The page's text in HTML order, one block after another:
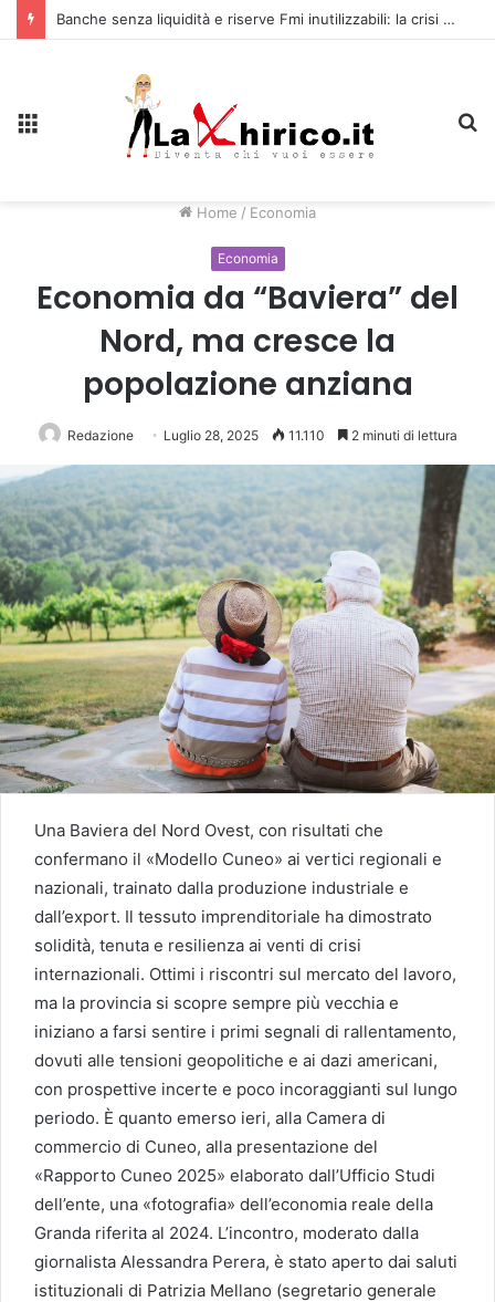
Banche senza liquidità e riserve Fmi inutilizzabili: la crisi dell’economia russa
Home / Economia
Economia
Economia da “Baviera” del
Nord, ma cresce la
popolazione anziana
Redazione Luglio 28, 2025 11.110 2 minuti di lettura
Una Baviera del Nord Ovest, con risultati che
confermano il «Modello Cuneo» ai vertici regionali e
nazionali, trainato dalla produzione industriale e
dall’export. Il tessuto imprenditoriale ha dimostrato
solidità, tenuta e resilienza ai venti di crisi
internazionali. Ottimi i riscontri sul mercato del lavoro,
ma la provincia si scopre sempre più vecchia e
iniziano a farsi sentire i primi segnali di rallentamento,
dovuti alle tensioni geopolitiche e ai dazi americani,
con prospettive incerte e poco incoraggianti sul lungo
periodo. È quanto emerso ieri, alla Camera di
commercio di Cuneo, alla presentazione del
«Rapporto Cuneo 2025» elaborato dall’Ufficio Studi
dell’ente, una «fotografia» dell’economia reale della
Granda riferita al 2024. L’incontro, moderato dalla
giornalista Alessandra Perera, è stato aperto dai saluti
istituzionali di Patrizia Mellano (segretario generale